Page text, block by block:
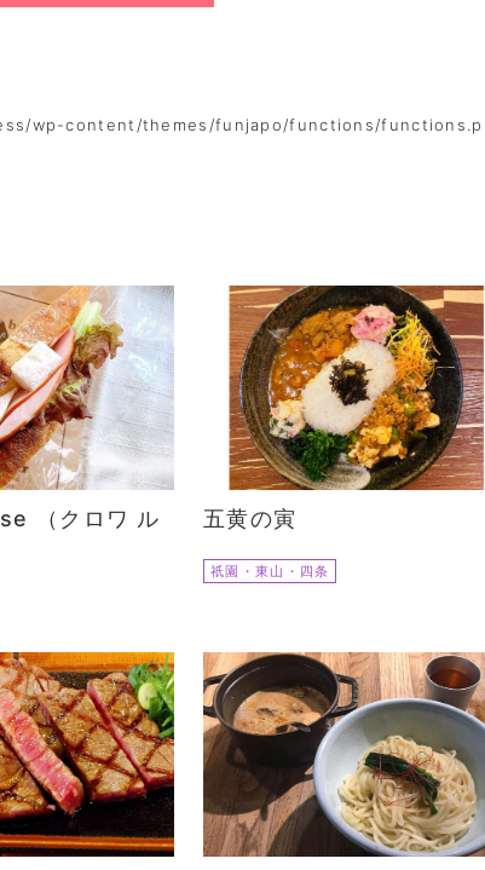
wp-content/themes/funjapo/functions/
（クロワ ル
五黄の寅
祇園・東山・四条